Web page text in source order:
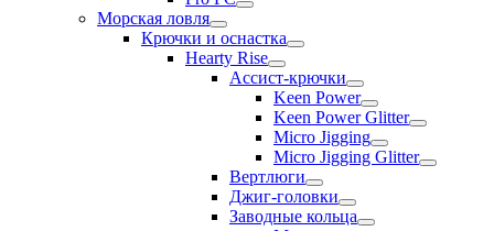
Морская ловля
Крючки и оснастка
Hearty Rise
Ассист-крючки
Keen Power
Keen Power Glitter
Micro Jigging
Micro Jigging Glitter
Вертлюги
Джиг-головки
Заводные кольца